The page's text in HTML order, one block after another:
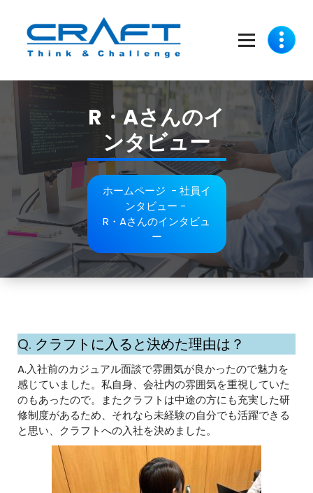
へ
R・Aさんのイ
ンタビュー
ホームページ - 社員イ
ンタビュー -
R・Aさんのインタビュ
ー
Q. クラフトに入ると決めた理由は？
A.入社前のカジュアル面談で雰囲気が良かったので魅力を
感じていました。私自身、会社内の雰囲気を重視していた
のもあったので。またクラフトは中途の方にも充実した研
修制度があるため、それなら未経験の自分でも活躍できる
と思い、クラフトへの入社を決めました。